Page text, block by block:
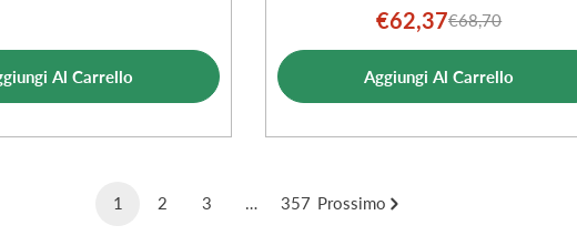
vendita
Al Carrello
Prezzo
di
vendita
€62,37Prezzo
normale
€68,70
Aggiungi Al Carrello
1 2 3 … 357 Prossimo